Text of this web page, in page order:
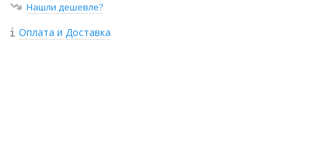
Нашли дешевле?
Оплата и Доставка